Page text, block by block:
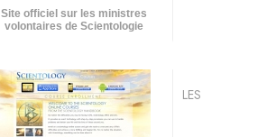
Site officiel sur les ministres
volontaires de Scientologie
LES